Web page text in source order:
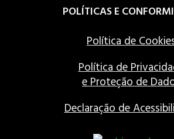
POLÍTICAS E
Política de
Política de
e Proteção de
Declaração de